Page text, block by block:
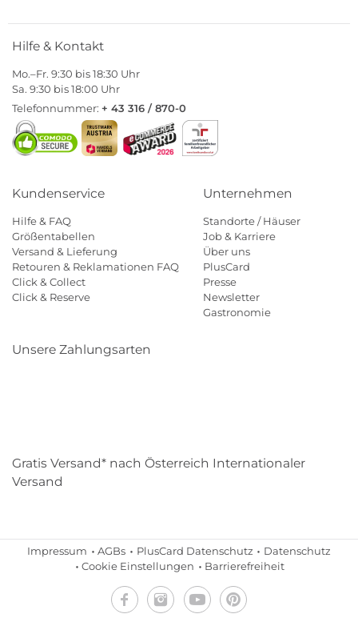
Hilfe & Kontakt
Mo.–Fr. 9:30 bis 18:30 Uhr
Sa. 9:30 bis 18:00 Uhr
Telefonnummer: + 43 316 / 870-0
Kundenservice
Hilfe & FAQ
Größentabellen
Versand & Lieferung
Retouren & Reklamationen FAQ
Click & Collect
Click & Reserve
Unternehmen
Standorte / Häuser
Job & Karriere
Über uns
PlusCard
Presse
Newsletter
Gastronomie
Unsere Zahlungsarten
Gratis Versand* nach Österreich Internationaler
Versand
Impressum AGBs PlusCard Datenschutz
Datenschutz
Cookie Einstellungen
Barrierefreiheit